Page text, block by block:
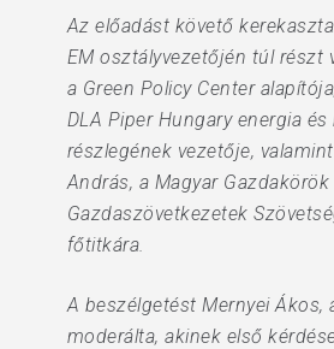
Az előadást követő
EM osztályvezetőjén túl részt
a Green Policy Center
DLA Piper Hungary energia
részlegének vezetője,
András, a Magyar Gazdakörök
Gazdaszövetkezetek
főtitkára.
A beszélgetést Mernyei Ákos,
moderálta, akinek első